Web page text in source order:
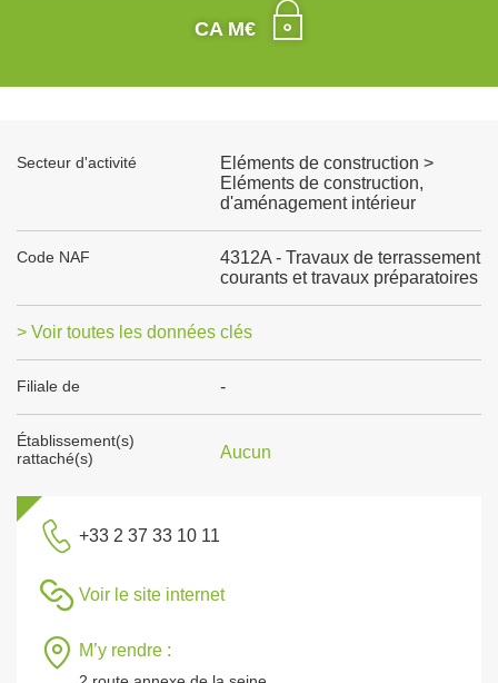
CA M€
Secteur d'activité
Eléments de construction >
Eléments de construction,
d'aménagement intérieur
Code NAF
4312A - Travaux de terrassement
courants et travaux préparatoires
> Voir toutes les données clés
Filiale de -
Établissement(s)
rattaché(s)
Aucun
+33 2 37 33 10 11
Voir le site internet
M’y rendre :